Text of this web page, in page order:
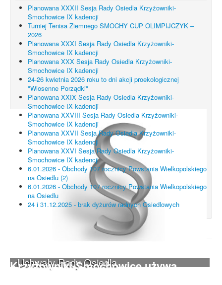
Uchwały Rady Osiedla
Planowana XXXII Sesja Rady Osiedla Krzyżowniki-
Smochowice IX kadencji
Turniej Tenisa Ziemnego SMOCHY CUP OLIMPIJCZYK –
2026
Planowana XXXI Sesja Rady Osiedla Krzyżowniki-
Smochowice IX kadencji
Planowana XXX Sesja Rady Osiedla Krzyżowniki-
Smochowice IX kadencji
24-26 kwietnia 2026 roku to dni akcji proekologicznej
"Wiosenne Porządki"
Planowana XXIX Sesja Rady Osiedla Krzyżowniki-
Smochowice IX kadencji
Planowana XXVIII Sesja Rady Osiedla Krzyżowniki-
Smochowice IX kadencji
Planowana XXVII Sesja Rady Osiedla Krzyżowniki-
Smochowice IX kadencji
Planowana XXVI Sesja Rady Osiedla Krzyżowniki-
Smochowice IX kadencji
6.01.2026 - Obchody 107 rocznicy Powstania Wielkopolskiego
na Osiedlu (2)
6.01.2026 - Obchody 107 rocznicy Powstania Wielkopolskiego
na Osiedlu
24 i 31.12.2025 - brak dyżurów radnych Osiedlowych
Krzyżowniki-Smochowice używa